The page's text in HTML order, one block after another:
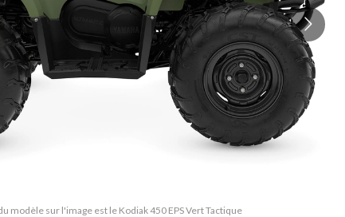
modèle sur l'image est le Kodiak 450 EPS Vert Tactique